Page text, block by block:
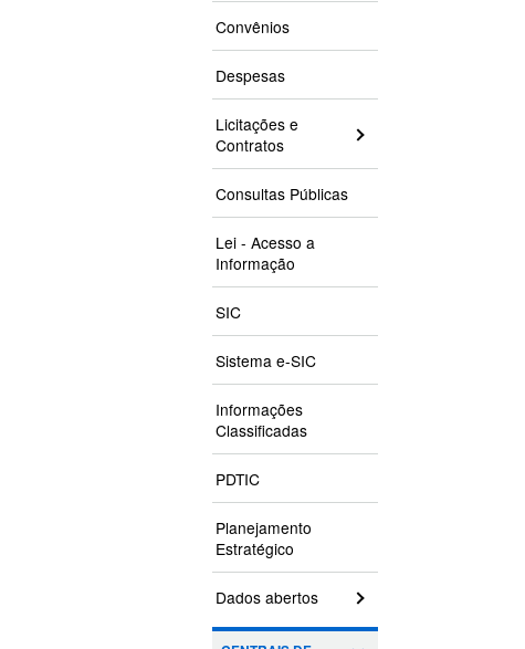
Convênios
Despesas
Licitações e
Contratos
Consultas Públicas
Lei - Acesso a
Informação
SIC
Sistema e-SIC
Informações
Classificadas
PDTIC
Planejamento
Estratégico
Dados abertos